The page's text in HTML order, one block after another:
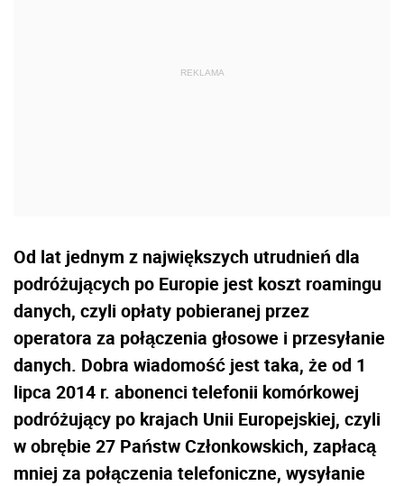
Od lat jednym z największych utrudnień dla
podróżujących po Europie jest koszt roamingu
danych, czyli opłaty pobieranej przez
operatora za połączenia głosowe i przesyłanie
danych. Dobra wiadomość jest taka, że od 1
lipca 2014 r. abonenci telefonii komórkowej
podróżujący po krajach Unii Europejskiej, czyli
w obrębie 27 Państw Członkowskich, zapłacą
mniej za połączenia telefoniczne, wysyłanie